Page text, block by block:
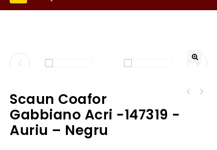
Scaun Coafor
Gabbiano Acri -147319 -
Auriu – Negru